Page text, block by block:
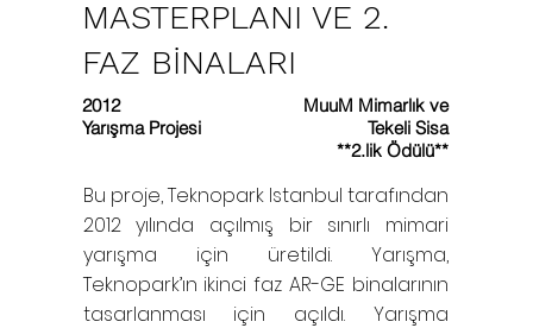
MASTERPLANI VE 2.
FAZ BİNALARI
2012
Yarışma Projesi
MuuM Mimarlık ve
Tekeli Sisa
**2.lik Ödülü**
Bu proje, Teknopark Istanbul tarafından
2012 yılında açılmış bir sınırlı mimari
yarışma için üretildi. Yarışma,
Teknopark’ın ikinci faz AR-GE binalarının
tasarlanması için açıldı. Yarışma